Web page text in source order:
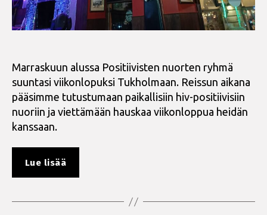
Marraskuun alussa Positiivisten nuorten ryhmä
suuntasi viikonlopuksi Tukholmaan. Reissun aikana
pääsimme tutustumaan paikallisiin hiv-positiivisiin
nuoriin ja viettämään hauskaa viikonloppua heidän
kanssaan.
Lue lisää
Tukholmaan”